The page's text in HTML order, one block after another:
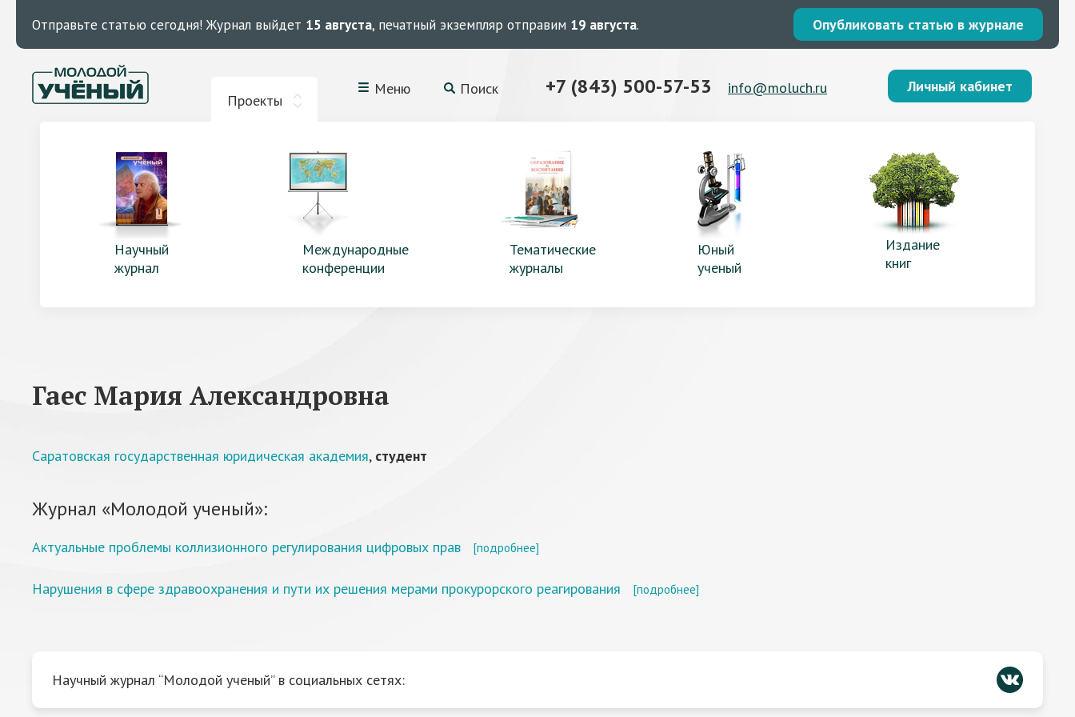
Отправьте статью сегодня! Журнал выйдет 15 августа, печатный экземпляр отправим 19 августа. Опубликовать статью в журнале
Проекты
Меню Поиск +7 (843) 500-57-53 info@moluch.ru Личный кабинет
Научный
журнал
Международные
конференции
Тематические
журналы
Юный
ученый
Издание
книг
Гаес Мария Александровна
Саратовская государственная юридическая академия, студент
Журнал «Молодой ученый»:
Актуальные проблемы коллизионного регулирования цифровых прав [подробнее]
Нарушения в сфере здравоохранения и пути их решения мерами прокурорского реагирования [подробнее]
Научный журнал “Молодой ученый” в социальных сетях: